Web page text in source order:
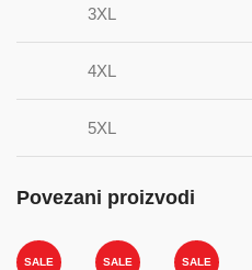
3XL
4XL
5XL
Povezani proizvodi
SALE SALE SALE